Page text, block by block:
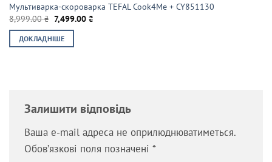
Мультиварка-скороварка TEFAL Cook4Me + CY851130
8,999.00₴ Оригінальна
ціна:
8,999.00 ₴.
7,499.00₴
ДОКЛАДНІШЕ
Залишити відповідь
Ваша e-mail адреса не оприлюднюватиметься.
Обов’язкові поля позначені *